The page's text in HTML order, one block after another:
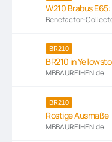
W210 Brabus
Benefactor-
BR210
BR210 in
MBBAUREIHEN.de
BR210
Rostige Ausmaße
MBBAUREIHEN.de